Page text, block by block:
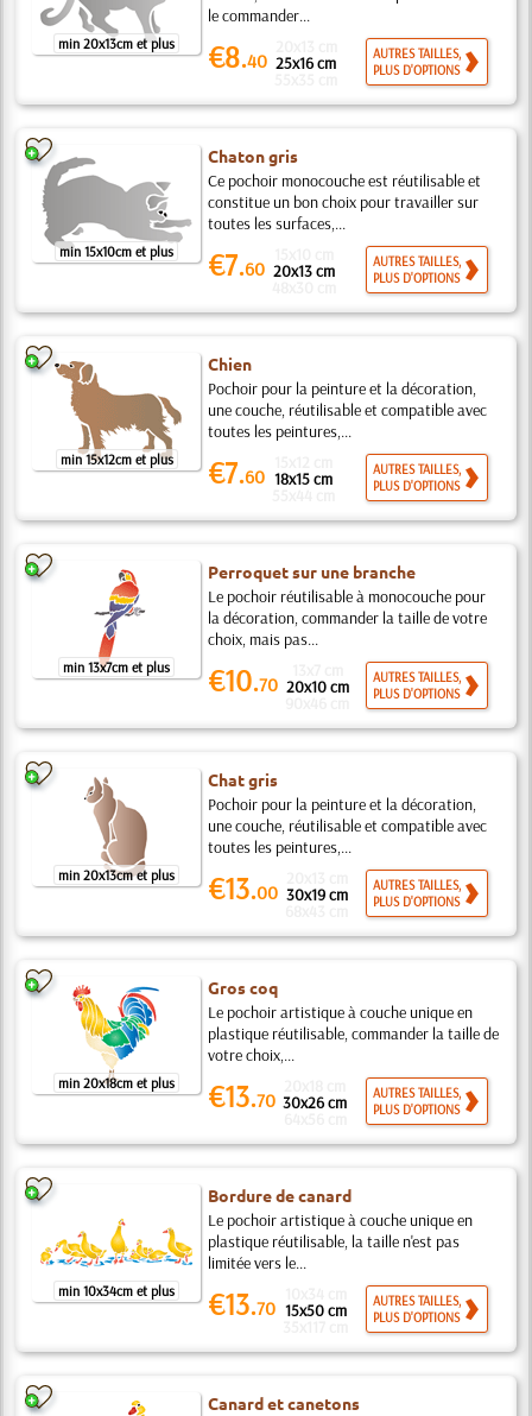
min 20x13cm et plus
le commander...
€8.40 25x16 cm
AUTRES TAILLES,
PLUS D'OPTIONS
min 15x10cm et plus
Chaton gris
Ce pochoir monocouche est réutilisable et
constitue un bon choix pour travailler sur
toutes les surfaces,...
€7.60 20x13 cm
AUTRES TAILLES,
PLUS D'OPTIONS
min 15x12cm et plus
Chien
Pochoir pour la peinture et la décoration,
une couche, réutilisable et compatible avec
toutes les peintures,...
€7.60 18x15 cm
AUTRES TAILLES,
PLUS D'OPTIONS
min 13x7cm et plus
Perroquet sur une branche
Le pochoir réutilisable à monocouche pour
la décoration, commander la taille de votre
choix, mais pas...
€10.70 20x10 cm
AUTRES TAILLES,
PLUS D'OPTIONS
min 20x13cm et plus
Chat gris
Pochoir pour la peinture et la décoration,
une couche, réutilisable et compatible avec
toutes les peintures,...
€13.00 30x19 cm
AUTRES TAILLES,
PLUS D'OPTIONS
min 20x18cm et plus
Gros coq
Le pochoir artistique à couche unique en
plastique réutilisable, commander la taille de
votre choix,...
€13.70 30x26 cm
AUTRES TAILLES,
PLUS D'OPTIONS
min 10x34cm et plus
Bordure de canard
Le pochoir artistique à couche unique en
plastique réutilisable, la taille n'est pas
limitée vers le...
€13.70 15x50 cm
AUTRES TAILLES,
PLUS D'OPTIONS
Canard et canetons